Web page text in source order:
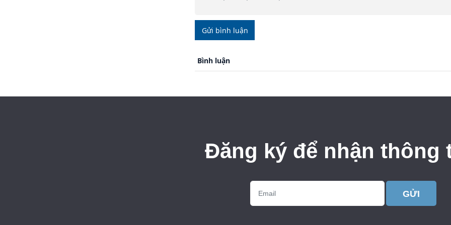
Gửi bình luận
Bình luận
Đăng ký để nhận thông
GỬI